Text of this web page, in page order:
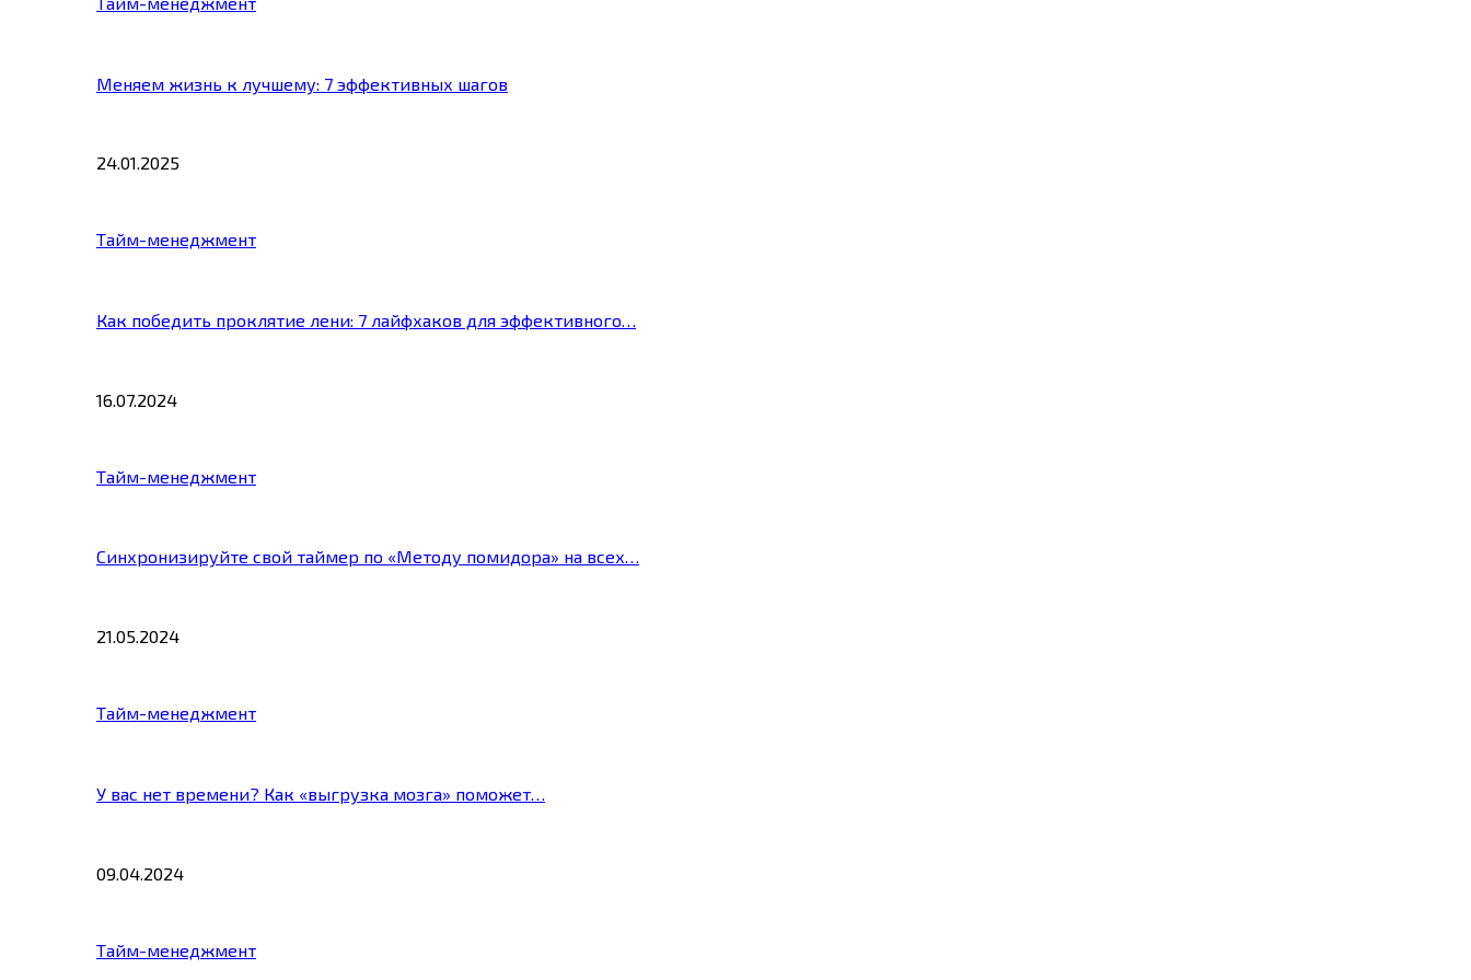
Меняем жизнь к лучшему: 7 эффективных шагов
24.01.2025
Тайм-менеджмент
Как победить проклятие лени: 7 лайфхаков для эффективного…
16.07.2024
Тайм-менеджмент
Синхронизируйте свой таймер по «Методу помидора» на всех…
21.05.2024
Тайм-менеджмент
У вас нет времени? Как «выгрузка мозга» поможет…
09.04.2024
Тайм-менеджмент